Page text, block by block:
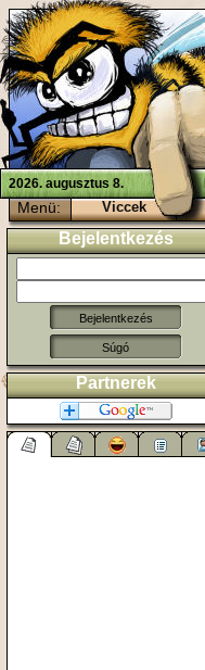
2026. augusztus 8.
Menü: Viccek
Bejelentkezés
Súgó
Partnerek